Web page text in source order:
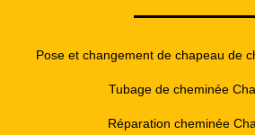
Pose et changement de chapeau de
Tubage de cheminée
Réparation cheminée